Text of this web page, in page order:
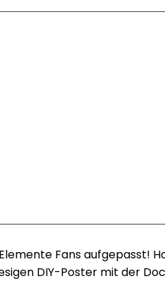
Fans aufgepasst!
DIY-Poster mit der